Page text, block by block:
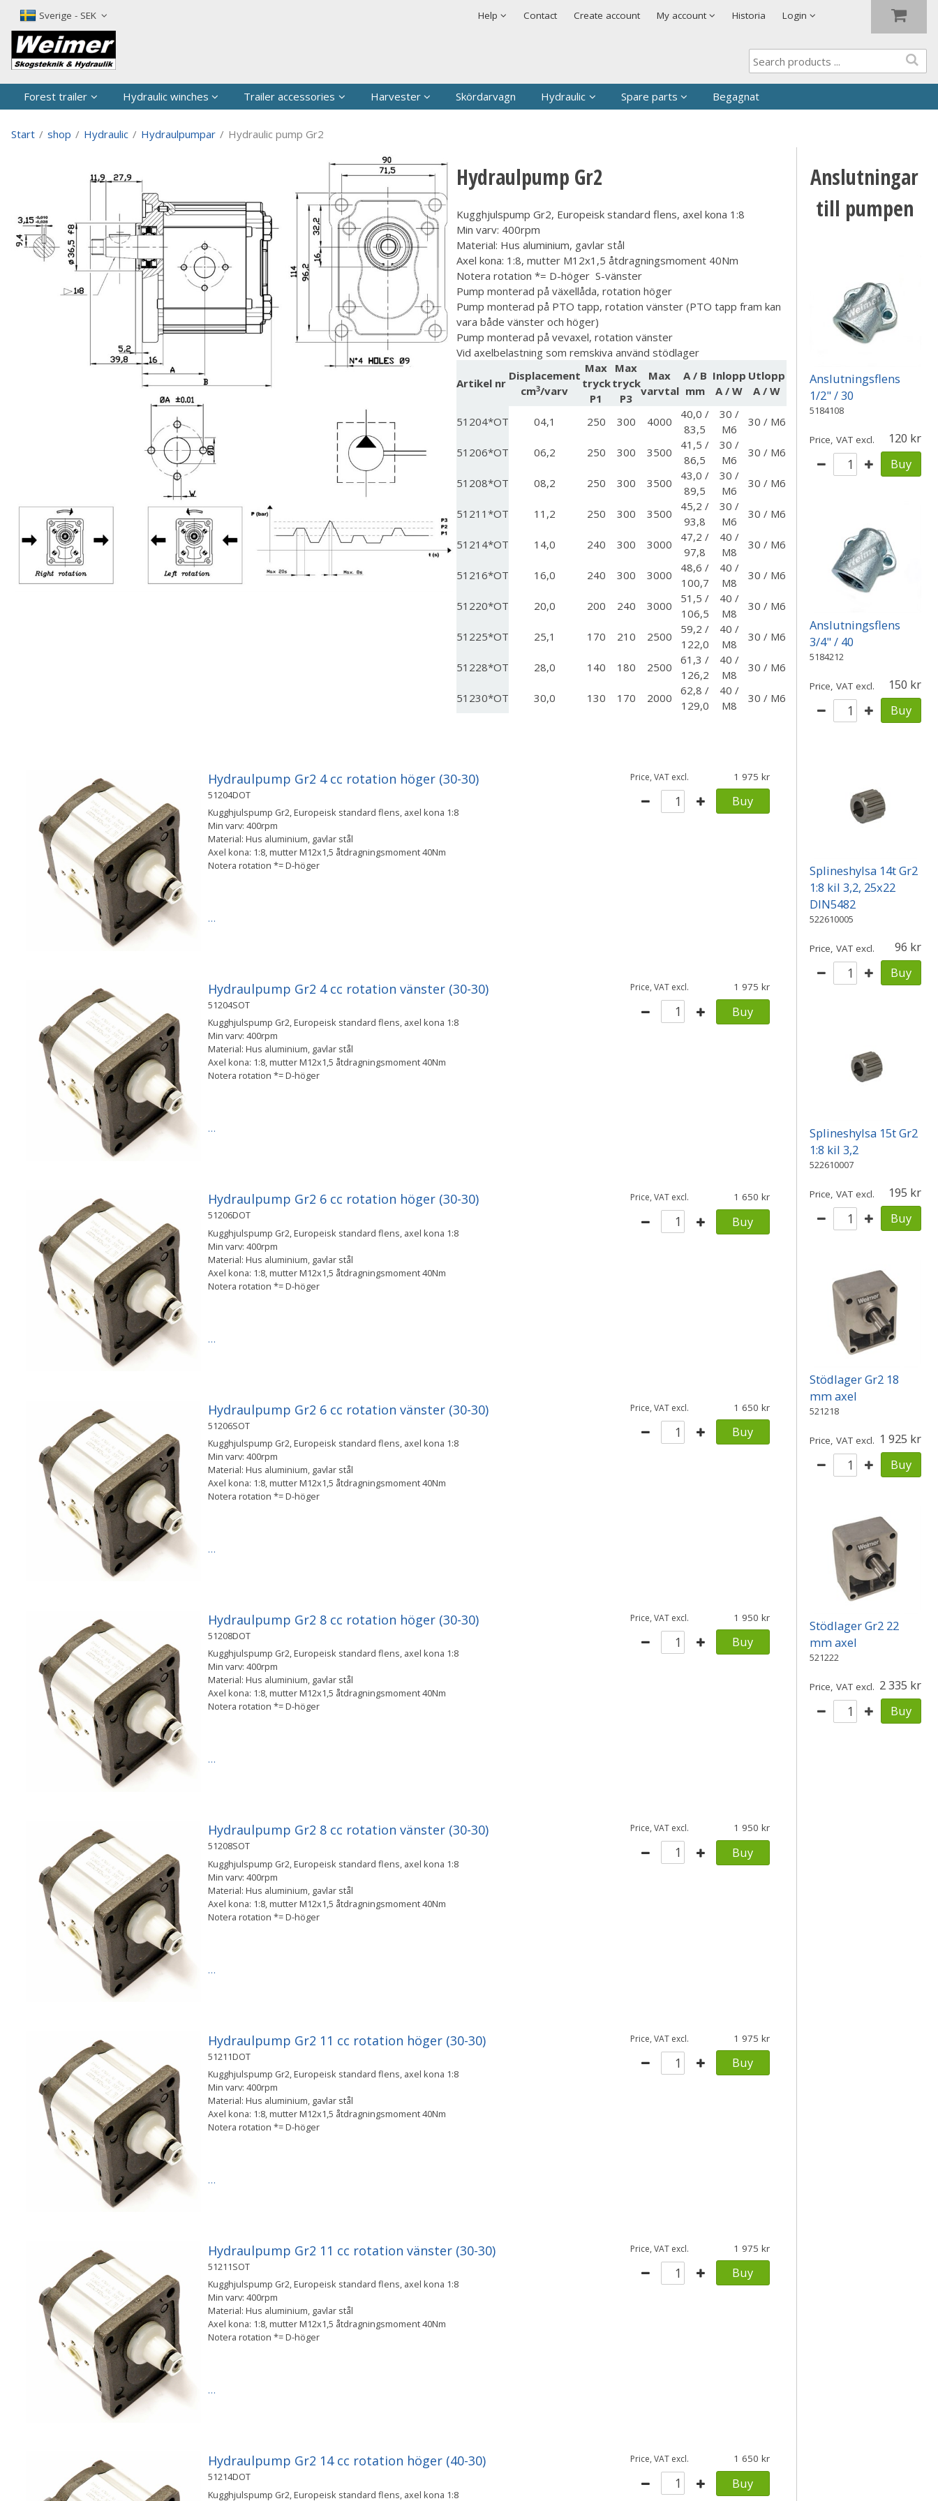
Sverige - SEK Help
Security & cookies Contact Create account My account Historia Login
Password
Create new account
Forest trailer Hydraulic winches Trailer accessories Harvester Skördarvagn Hydraulic Spare parts Begagnat
Start / shop / Hydraulic / Hydraulpumpar / Hydraulic pump Gr2
Hydraulpump Gr2
Kugghjulspump Gr2, Europeisk standard flens, axel kona 1:8
Min varv: 400rpm
Material: Hus aluminium, gavlar stål
Axel kona: 1:8, mutter M12x1,5 åtdragningsmoment 40Nm
Notera rotation *= D-höger S-vänster
Pump monterad på växellåda, rotation höger
Pump monterad på PTO tapp, rotation vänster (PTO tapp fram kan
vara både vänster och höger)
Pump monterad på vevaxel, rotation vänster
Vid axelbelastning som remskiva använd stödlager
Artikel nr
Displacement
cm3/varv
Max
tryck
P1
Max
tryck
P3
Max
varvtal
A / B
mm
Inlopp
A / W
Utlopp
A / W
51204*OT 04,1 250 300 4000
40,0 /
83,5
30 /
M6
30 / M6
51206*OT 06,2 250 300 3500
41,5 /
86,5
30 /
M6
30 / M6
51208*OT 08,2 250 300 3500
43,0 /
89,5
30 /
M6
30 / M6
51211*OT 11,2 250 300 3500
45,2 /
93,8
30 /
M6
30 / M6
51214*OT 14,0 240 300 3000
47,2 /
97,8
40 /
M8
30 / M6
51216*OT 16,0 240 300 3000
48,6 /
100,7
40 /
M8
30 / M6
51220*OT 20,0 200 240 3000
51,5 /
106,5
40 /
M8
30 / M6
51225*OT 25,1 170 210 2500
59,2 /
122,0
40 /
M8
30 / M6
51228*OT 28,0 140 180 2500
61,3 /
126,2
40 /
M8
30 / M6
51230*OT 30,0 130 170 2000
62,8 /
129,0
40 /
M8
30 / M6
Hydraulpump Gr2 4 cc rotation höger (30-30)
51204DOT
Kugghjulspump Gr2, Europeisk standard flens, axel kona 1:8
Min varv: 400rpm
Material: Hus aluminium, gavlar stål
Axel kona: 1:8, mutter M12x1,5 åtdragningsmoment 40Nm
Notera rotation *= D-höger
…
Price, VAT excl. 1 975
Buy
Hydraulpump Gr2 4 cc rotation vänster (30-30)
51204SOT
Kugghjulspump Gr2, Europeisk standard flens, axel kona 1:8
Min varv: 400rpm
Material: Hus aluminium, gavlar stål
Axel kona: 1:8, mutter M12x1,5 åtdragningsmoment 40Nm
Notera rotation *= D-höger
…
Price, VAT excl. 1 975
Buy
Hydraulpump Gr2 6 cc rotation höger (30-30)
51206DOT
Kugghjulspump Gr2, Europeisk standard flens, axel kona 1:8
Min varv: 400rpm
Material: Hus aluminium, gavlar stål
Axel kona: 1:8, mutter M12x1,5 åtdragningsmoment 40Nm
Notera rotation *= D-höger
…
Price, VAT excl. 1 650
Buy
Hydraulpump Gr2 6 cc rotation vänster (30-30)
51206SOT
Kugghjulspump Gr2, Europeisk standard flens, axel kona 1:8
Min varv: 400rpm
Material: Hus aluminium, gavlar stål
Axel kona: 1:8, mutter M12x1,5 åtdragningsmoment 40Nm
Notera rotation *= D-höger
…
Price, VAT excl. 1 650
Buy
Hydraulpump Gr2 8 cc rotation höger (30-30)
51208DOT
Kugghjulspump Gr2, Europeisk standard flens, axel kona 1:8
Min varv: 400rpm
Material: Hus aluminium, gavlar stål
Axel kona: 1:8, mutter M12x1,5 åtdragningsmoment 40Nm
Notera rotation *= D-höger
…
Price, VAT excl. 1 950
Buy
Hydraulpump Gr2 8 cc rotation vänster (30-30)
51208SOT
Kugghjulspump Gr2, Europeisk standard flens, axel kona 1:8
Min varv: 400rpm
Material: Hus aluminium, gavlar stål
Axel kona: 1:8, mutter M12x1,5 åtdragningsmoment 40Nm
Notera rotation *= D-höger
…
Price, VAT excl. 1 950
Buy
Hydraulpump Gr2 11 cc rotation höger (30-30)
51211DOT
Kugghjulspump Gr2, Europeisk standard flens, axel kona 1:8
Min varv: 400rpm
Material: Hus aluminium, gavlar stål
Axel kona: 1:8, mutter M12x1,5 åtdragningsmoment 40Nm
Notera rotation *= D-höger
…
Price, VAT excl. 1 975
Buy
Hydraulpump Gr2 11 cc rotation vänster (30-30)
51211SOT
Kugghjulspump Gr2, Europeisk standard flens, axel kona 1:8
Min varv: 400rpm
Material: Hus aluminium, gavlar stål
Axel kona: 1:8, mutter M12x1,5 åtdragningsmoment 40Nm
Notera rotation *= D-höger
…
Price, VAT excl. 1 975
Buy
Hydraulpump Gr2 14 cc rotation höger (40-30)
51214DOT
Kugghjulspump Gr2, Europeisk standard flens, axel kona 1:8
Price, VAT excl. 1 650
Buy
Anslutningar
till pumpen
Anslutningsflens
1/2" / 30
5184108
Price, VAT excl.
120
Buy
Anslutningsflens
3/4" / 40
5184212
Price, VAT excl.
150
Buy
Splineshylsa 14t Gr2
1:8 kil 3,2, 25x22
DIN5482
522610005
Price, VAT excl.
96
Buy
Splineshylsa 15t Gr2
1:8 kil 3,2
522610007
Price, VAT excl.
195
Buy
Stödlager Gr2 18
mm axel
521218
Price, VAT excl. 1 925
Buy
Stödlager Gr2 22
mm axel
521222
Price, VAT excl. 2 335
Buy